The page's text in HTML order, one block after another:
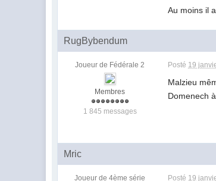
Au moins il
RugBybendum
Joueur de Fédérale 2
Membres
1 845 messages
Posté 19
Malzieu
Domenech
Mric
Joueur de 4ème série Posté 19